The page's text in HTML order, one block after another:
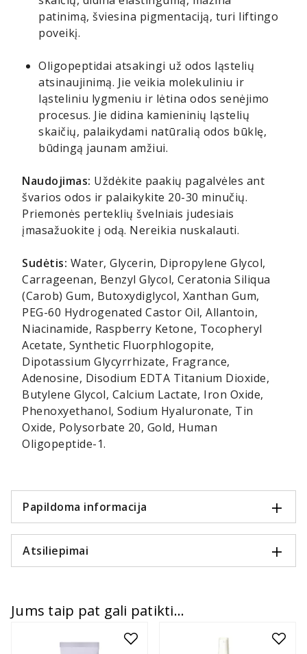
patinimą, šviesina pigmentaciją, turi liftingo
poveikį.
Oligopeptidai atsakingi už odos ląstelių
atsinaujinimą. Jie veikia molekuliniu ir
ląsteliniu lygmeniu ir lėtina odos senėjimo
procesus. Jie didina kamieninių ląstelių
skaičių, palaikydami natūralią odos būklę,
būdingą jaunam amžiui.
Naudojimas: Uždėkite paakių pagalvėles ant
švarios odos ir palaikykite 20-30 minučių.
Priemonės perteklių švelniais judesiais
įmasažuokite į odą. Nereikia nuskalauti.
Sudėtis: Water, Glycerin, Dipropylene Glycol,
Carrageenan, Benzyl Glycol, Ceratonia Siliqua
(Carob) Gum, Butoxydiglycol, Xanthan Gum,
PEG-60 Hydrogenated Castor Oil, Allantoin,
Niacinamide, Raspberry Ketone, Tocopheryl
Acetate, Synthetic Fluorphlogopite,
Dipotassium Glycyrrhizate, Fragrance,
Adenosine, Disodium EDTA Titanium Dioxide,
Butylene Glycol, Calcium Lactate, Iron Oxide,
Phenoxyethanol, Sodium Hyaluronate, Tin
Oxide, Polysorbate 20, Gold, Human
Oligopeptide-1.
Papildoma informacija
Atsiliepimai
Jums taip pat gali patikti...